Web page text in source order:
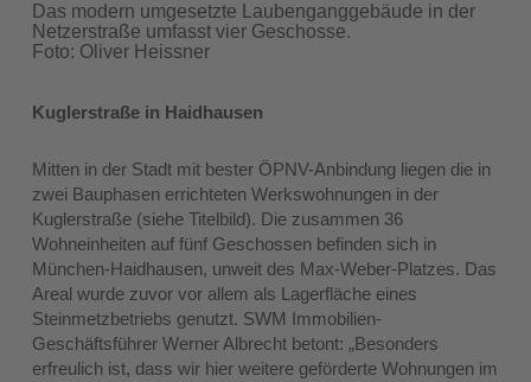
Das modern umgesetzte Laubenganggebäude in der
Netzerstraße umfasst vier Geschosse.
Foto: Oliver Heissner
Kuglerstraße in Haidhausen
Mitten in der Stadt mit bester ÖPNV-Anbindung liegen die in
zwei Bauphasen errichteten Werkswohnungen in der
Kuglerstraße (siehe Titelbild). Die zusammen 36
Wohneinheiten auf fünf Geschossen befinden sich in
München-Haidhausen, unweit des Max-Weber-Platzes. Das
Areal wurde zuvor vor allem als Lagerfläche eines
Steinmetzbetriebs genutzt. SWM Immobilien-
Geschäftsführer Werner Albrecht betont: „Besonders
erfreulich ist, dass wir hier weitere geförderte Wohnungen im